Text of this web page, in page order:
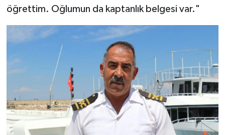
öğrettim. Oğlumun da kaptanlık belgesi var."